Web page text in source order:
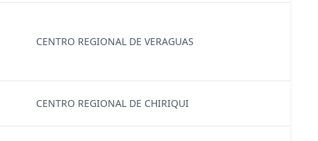
CENTRO REGIONAL DE VERAGUAS
CENTRO REGIONAL DE CHIRIQUI